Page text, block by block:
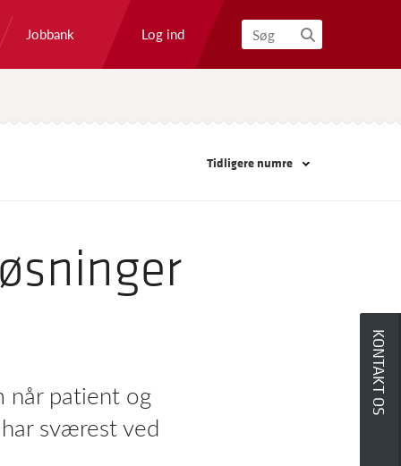
Log ind
Jobbank
Tidligere numre
når patient og
sværest ved
KONTAKT OS